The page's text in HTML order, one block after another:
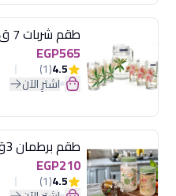
EGP565
4.5
(1)
اشترِ الآن
EGP210
4.5
(1)